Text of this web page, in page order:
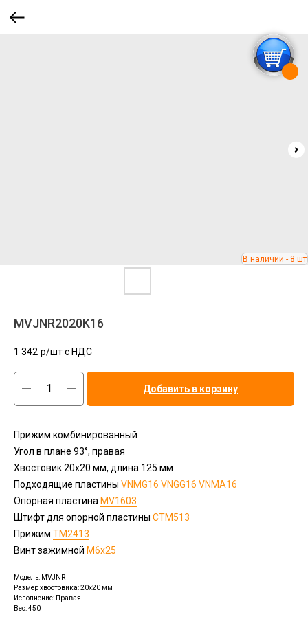
MVJNR2020K16
1 342 р/шт c НДС
Добавить в корзину
Прижим комбинированный
Угол в плане 93°, правая
Хвостовик 20х20 мм, длина 125 мм
Подходящие пластины VNMG16 VNGG16 VNMA16
Опорная пластина MV1603
Штифт для опорной пластины CTМ513
Прижим TM2413
Винт зажимной М6х25
Модель: MVJNR
Размер хвостовика: 20x20 мм
Исполнение: Правая
Вес: 450 г